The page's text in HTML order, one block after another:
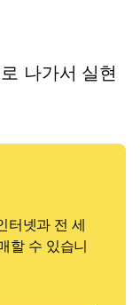
나가서 실현
넷과 전 세
할 수 있습니